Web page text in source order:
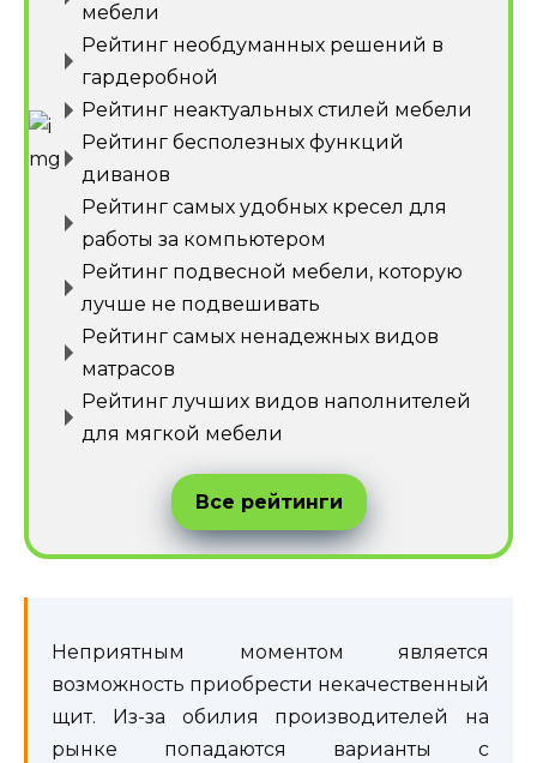
мебели
Рейтинг необдуманных решений в
гардеробной
Рейтинг неактуальных стилей мебели
Рейтинг бесполезных функций
диванов
Рейтинг самых удобных кресел для
работы за компьютером
Рейтинг подвесной мебели, которую
лучше не подвешивать
Рейтинг самых ненадежных видов
матрасов
Рейтинг лучших видов наполнителей
для мягкой мебели
Все рейтинги
Неприятным моментом является
возможность приобрести некачественный
щит. Из-за обилия производителей на
рынке попадаются варианты с